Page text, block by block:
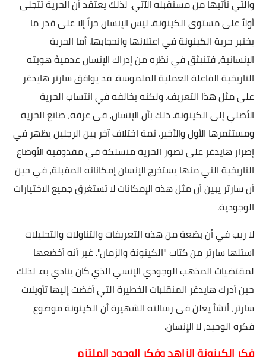
والتي تأتيها من مستقبله الآتي. لذلك يعتقد أن الحرية تتجلى
أولاً على مستوى الكينونة. ليس الإنسان حراً إلا على قدر ما
يختبر حرية الكينونة في اعتلانها وانحجابها. أما الحرية
الإنسانية، فتنبثق في نظره من إدراك الإنسان عدميةَ هويته
التاريخية الفاعلة العملية الملموسة. قد يوافق سارتر هايدغر
على مثل هذا التعريف. ولكنه يخالفه في انتساب الحرية
الأصلي إلى الكينونة. ذلك بأن الإنسان، في عرفه، صانع الحرية
ومستثمرها الأول والأخير. ثمة اختلاف آخر بين الرجلين يظهر في
إصرار هايدغر على تصور الحرية منسلكة في مقذوفية الأوضاع
التاريخية التي منها يستخرج الإنسان إمكاناته المقبلة، في حين
أن سارتر يبين أن مثل هذه الإمكانات لا تستغرق جميع الاختيارات
الوجودية.
لا ريب في أن بضعة من هذه التعريفات والتناولات والتحليلات
استلها سارتر من كتاب "الكينونة والزمان". غير أنه أخضعها
لمقتضيات المذهب الوجودي الإنسي الذي كان ينادي به. لذلك
حين أدرك هايدغر المنقلبات الخطيرة التي أفضت إليها تأويلات
سارتر، أنشأ يعلن في رسالته الشهيرة أن الكينونة موضوع
فكره الوحيد، لا الإنسان.